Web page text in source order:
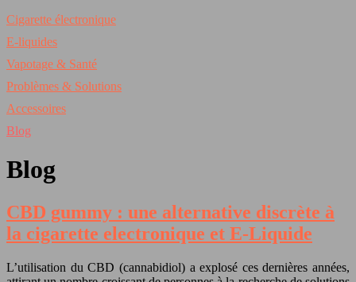
Cigarette électronique
E-liquides
Vapotage & Santé
Problèmes & Solutions
Accessoires
Blog
Blog
CBD gummy : une alternative discrète à
la cigarette electronique et E-Liquide
L’utilisation du CBD (cannabidiol) a explosé ces dernières années,